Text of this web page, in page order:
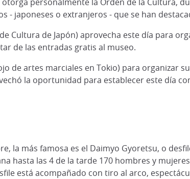
- japoneses o extranjeros - que se han
Cultura de Japón) aprovecha este día para
de las entradas gratis al museo.
de artes marciales en Tokio) para organizar
la oportunidad para establecer este día
la más famosa es el Daimyo Gyoretsu, o
hasta las 4 de la tarde 170 hombres y
está acompañado con tiro al arco,